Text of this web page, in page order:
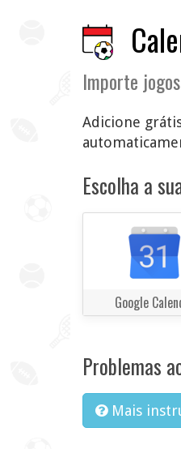
Importe
Adicione
Escolha a
Google
Problemas
Mais